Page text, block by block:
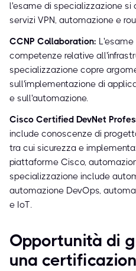
l'esame di specializzazione si
servizi VPN, automazione e
CCNP Collaboration:
competenze relative
specializzazione copre
sull'implementazione di
e sull'automazione.
Cisco Certified DevNet
include conoscenze di
tra cui sicurezza e
piattaforme Cisco,
specializzazione include
automazione DevOps,
e IoT.
Opportunità di
una